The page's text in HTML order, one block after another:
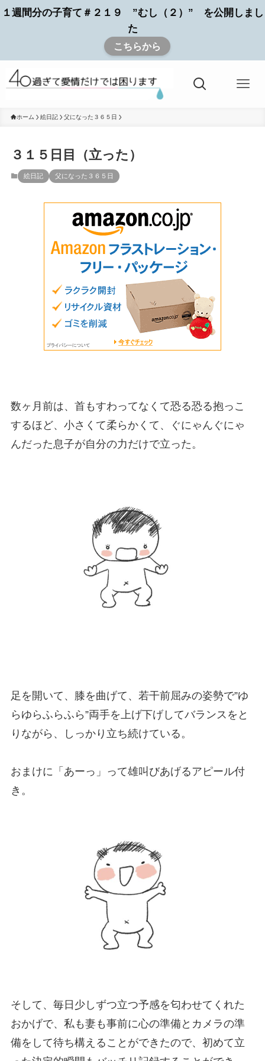
１週間分の子育て＃２１９ ”むし（２）” を公開しまし
た
こちらから
ホーム 絵日記 父になった３６５日
３１５日目（立った）
絵日記 父になった３６５日
数ヶ月前は、首もすわってなくて恐る恐る抱っこ
するほど、小さくて柔らかくて、ぐにゃんぐにゃ
んだった息子が自分の力だけで立った。
足を開いて、膝を曲げて、若干前屈みの姿勢で”ゆ
らゆらふらふら”両手を上げ下げしてバランスをと
りながら、しっかり立ち続けている。
おまけに「あーっ」って雄叫びあげるアピール付
き。
そして、毎日少しずつ立つ予感を匂わせてくれた
おかげで、私も妻も事前に心の準備とカメラの準
備をして待ち構えることができたので、初めて立